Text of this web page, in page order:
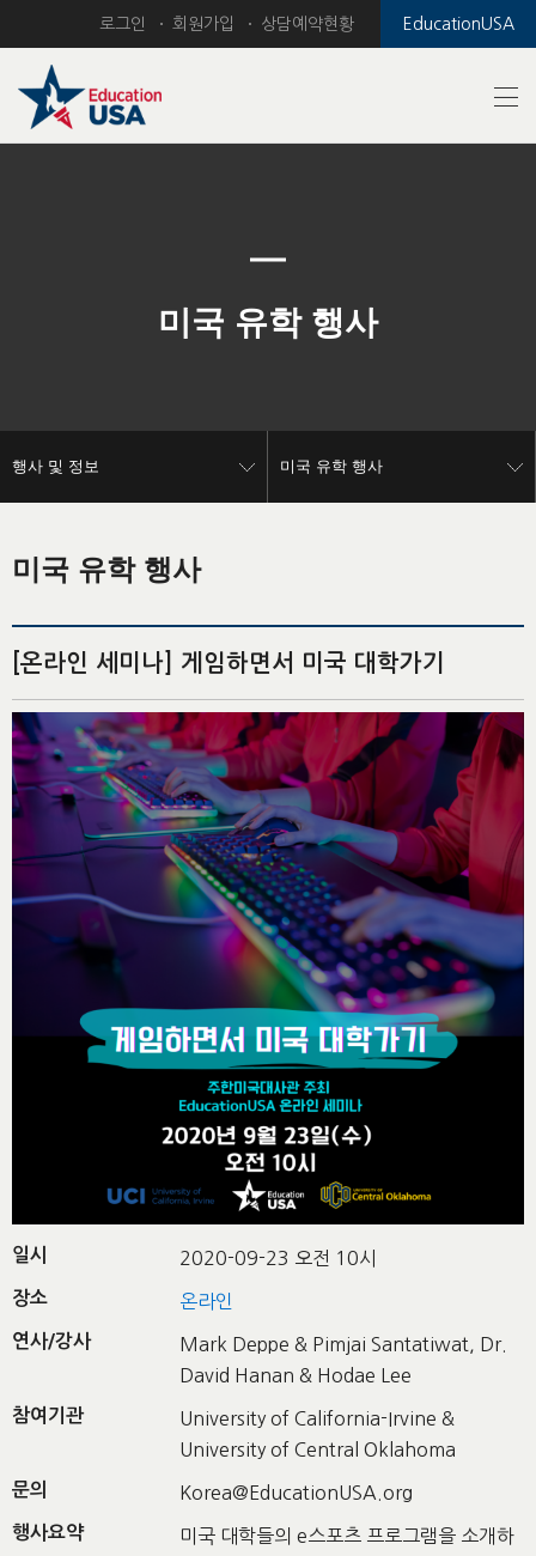
EducationUSA
로그인 회원가입 상담예약현황
미국 유학 행사
행사 및 정보 미국 유학 행사
미국 유학 행사
[온라인 세미나] 게임하면서 미국 대학가기
일시 2020-09-23 오전 10시
장소 온라인
연사/강사
Mark Deppe & Pimjai Santatiwat, Dr.
David Hanan & Hodae Lee
참여기관
University of California-Irvine &
University of Central Oklahoma
문의 Korea@EducationUSA.org
행사요약
미국 대학들의 e스포츠 프로그램을 소개하